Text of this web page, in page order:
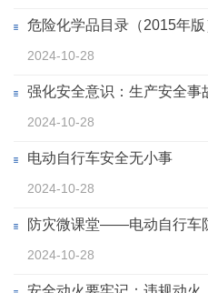
危险化学品目录（2015年
2024-10-28
强化安全意识：生产安全事
2024-10-28
电动自行车安全无小事
2024-10-28
防灾微课堂——电动自行车
2024-10-28